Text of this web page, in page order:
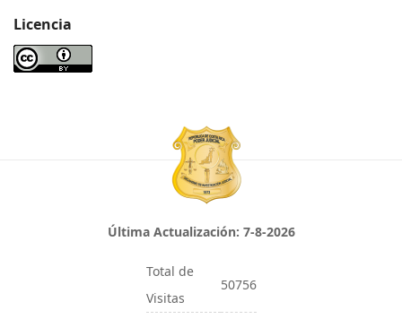
Licencia
Última Actualización: 7-8-2026
Total de
Visitas
50756